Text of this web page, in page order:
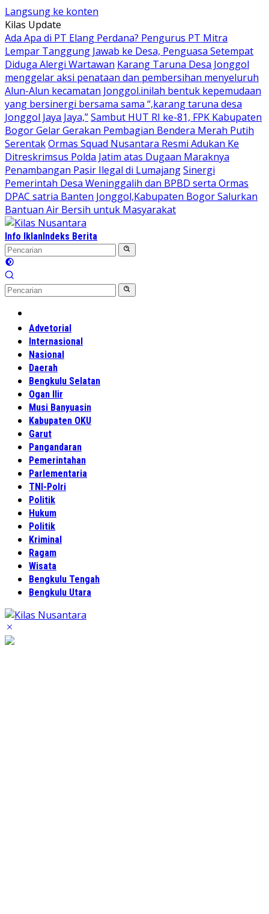
Langsung ke konten
Kilas Update
Ada Apa di PT Elang Perdana? Pengurus PT Mitra
Lempar Tanggung Jawab ke Desa, Penguasa Setempat
Diduga Alergi Wartawan Karang Taruna Desa Jonggol
menggelar aksi penataan dan pembersihan menyeluruh
Alun-Alun kecamatan Jonggol.inilah bentuk kepemudaan
yang bersinergi bersama sama “,karang taruna desa
Jonggol Jaya Jaya,”Sambut HUT RI ke-81, FPK Kabupaten
Bogor Gelar Gerakan Pembagian Bendera Merah Putih
SerentakOrmas Squad Nusantara Resmi Adukan Ke
Ditreskrimsus Polda Jatim atas Dugaan Maraknya
Penambangan Pasir Ilegal di LumajangSinergi
Pemerintah Desa Weninggalih dan BPBD serta Ormas
DPAC satria Banten Jonggol,Kabupaten Bogor Salurkan
Bantuan Air Bersih untuk Masyarakat
Info IklanIndeks Berita
Advetorial
Internasional
Nasional
Daerah
Bengkulu Selatan
Ogan Ilir
Musi Banyuasin
Kabupaten OKU
Garut
Pangandaran
Pemerintahan
Parlementaria
TNI-Polri
Politik
Hukum
Politik
Kriminal
Ragam
Wisata
Bengkulu Tengah
Bengkulu Utara